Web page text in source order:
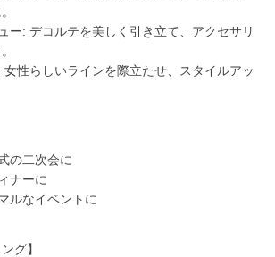
ー: デコルテを美しく引き立て、アクセサリ
女性らしいラインを際立たせ、スタイルアッ
の二次会に
ナーに
ルなイベントに
グ】